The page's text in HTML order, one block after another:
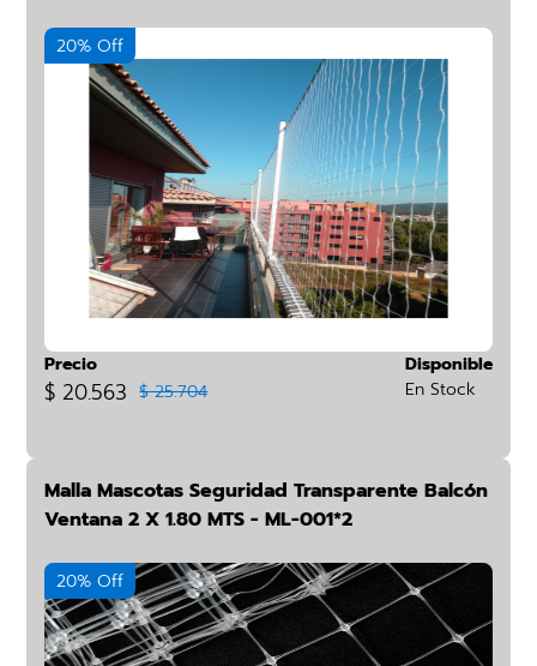
20% Off
Precio
$ 20.563 $ 25.704
Disponible
En Stock
Malla Mascotas Seguridad Transparente Balcón
Ventana 2 X 1.80 MTS - ML-001*2
20% Off